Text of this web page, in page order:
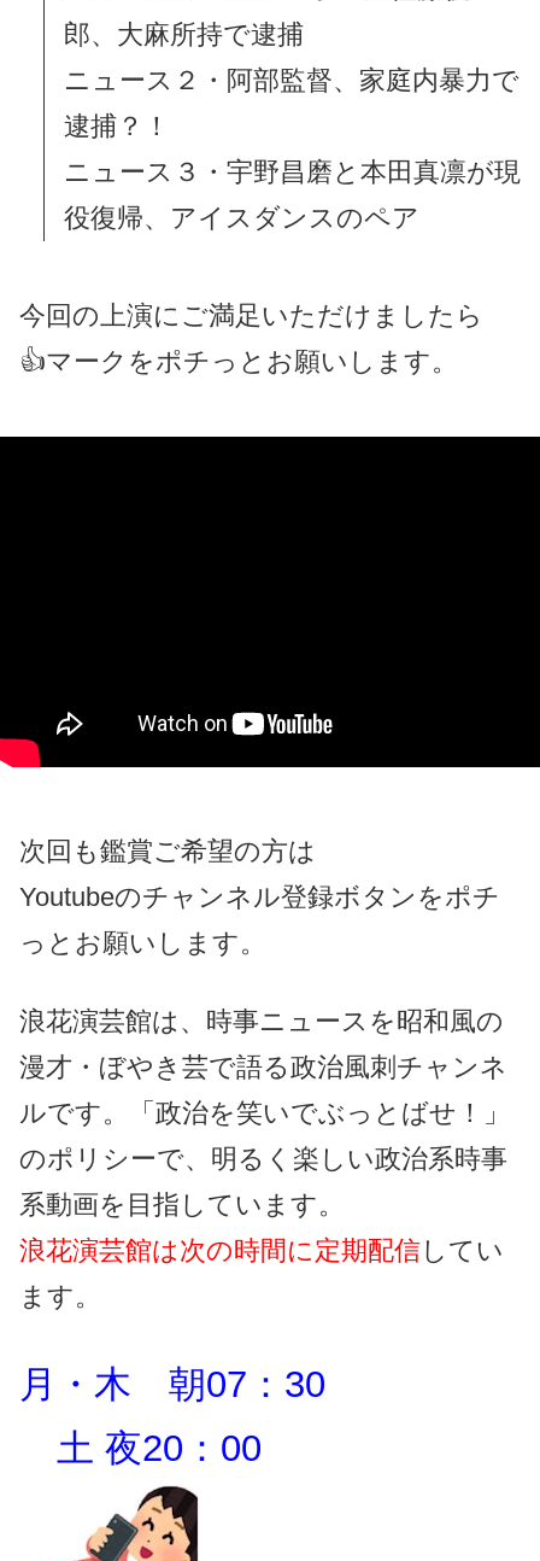
郎、大麻所持で逮捕
ニュース２・阿部監督、家庭内暴力で
逮捕？！
ニュース３・宇野昌磨と本田真凛が現
役復帰、アイスダンスのペア
今回の上演にご満足いただけましたら
👍マークをポチっとお願いします。
次回も鑑賞ご希望の方は
Youtubeのチャンネル登録ボタンをポチ
っとお願いします。
浪花演芸館は、時事ニュースを昭和風の
漫才・ぼやき芸で語る政治風刺チャンネ
ルです。「政治を笑いでぶっとばせ！」
のポリシーで、明るく楽しい政治系時事
系動画を目指しています。
浪花演芸館は次の時間に定期配信してい
ます。
月・木 朝07：30
土 夜20：00